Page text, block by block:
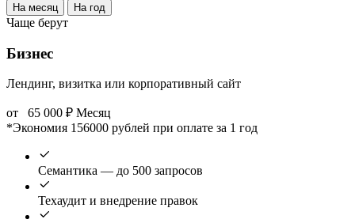
На месяц На год
Чаще берут
Бизнес
Лендинг, визитка или корпоративный сайт
от 65 000 ₽ Месяц
*Экономия 156000 рублей при оплате за 1 год
Семантика — до 500 запросов
Техаудит и внедрение правок